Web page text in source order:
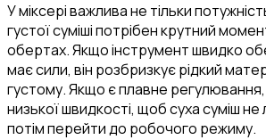
У міксері важлива не тільки
густої суміші потрібен крутний
обертах. Якщо інструмент швидко
має сили, він розбризкує рідкий
густому. Якщо є плавне
низької швидкості, щоб суха суміш не
потім перейти до робочого режиму.